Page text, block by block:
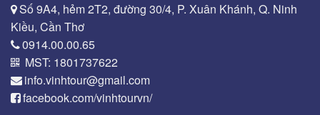
Số 9A4, hẻm 2T2, đường 30/4, P. Xuân Khánh, Q. Ninh
Kiều, Cần Thơ
0914.00.00.65
MST: 1801737622
info.vinhtour@gmail.com
facebook.com/vinhtourvn/